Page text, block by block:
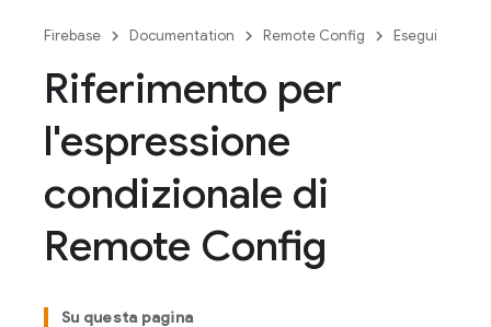
Firebase Documentation Remote Config Esegui
Riferimento per
l'espressione
condizionale di
Remote Config
Su questa pagina